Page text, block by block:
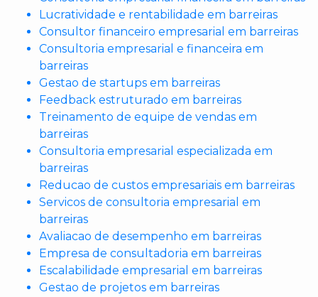
Lucratividade e rentabilidade em barreiras
Consultor financeiro empresarial em barreiras
Consultoria empresarial e financeira em
barreiras
Gestao de startups em barreiras
Feedback estruturado em barreiras
Treinamento de equipe de vendas em
barreiras
Consultoria empresarial especializada em
barreiras
Reducao de custos empresariais em barreiras
Servicos de consultoria empresarial em
barreiras
Avaliacao de desempenho em barreiras
Empresa de consultadoria em barreiras
Escalabilidade empresarial em barreiras
Gestao de projetos em barreiras